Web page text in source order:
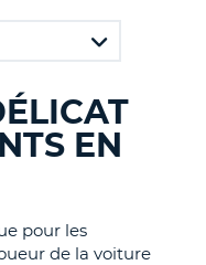
EN
pour les
de la voiture